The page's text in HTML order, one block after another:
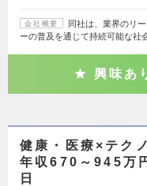
会社概要
同社は、業界のリ
ーの普及を通じて持続可能な社
興味あ
健康・医療×テク
年収670～945万
日